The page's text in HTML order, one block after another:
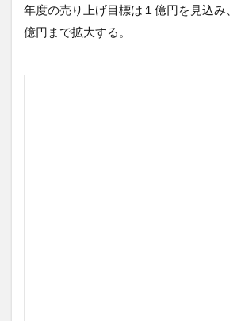
年度の売り上げ目標は１億円を見込み
億円まで拡大する。